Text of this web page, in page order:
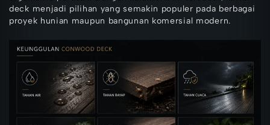
deck menjadi pilihan yang semakin populer pada berbagai
proyek hunian maupun bangunan komersial modern.